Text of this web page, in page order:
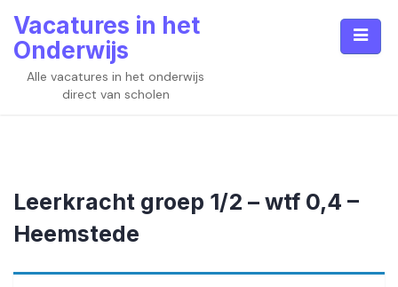
content
Vacatures in het
Onderwijs
Alle vacatures in het onderwijs
direct van scholen
Leerkracht groep 1/2 – wtf 0,4 –
Heemstede